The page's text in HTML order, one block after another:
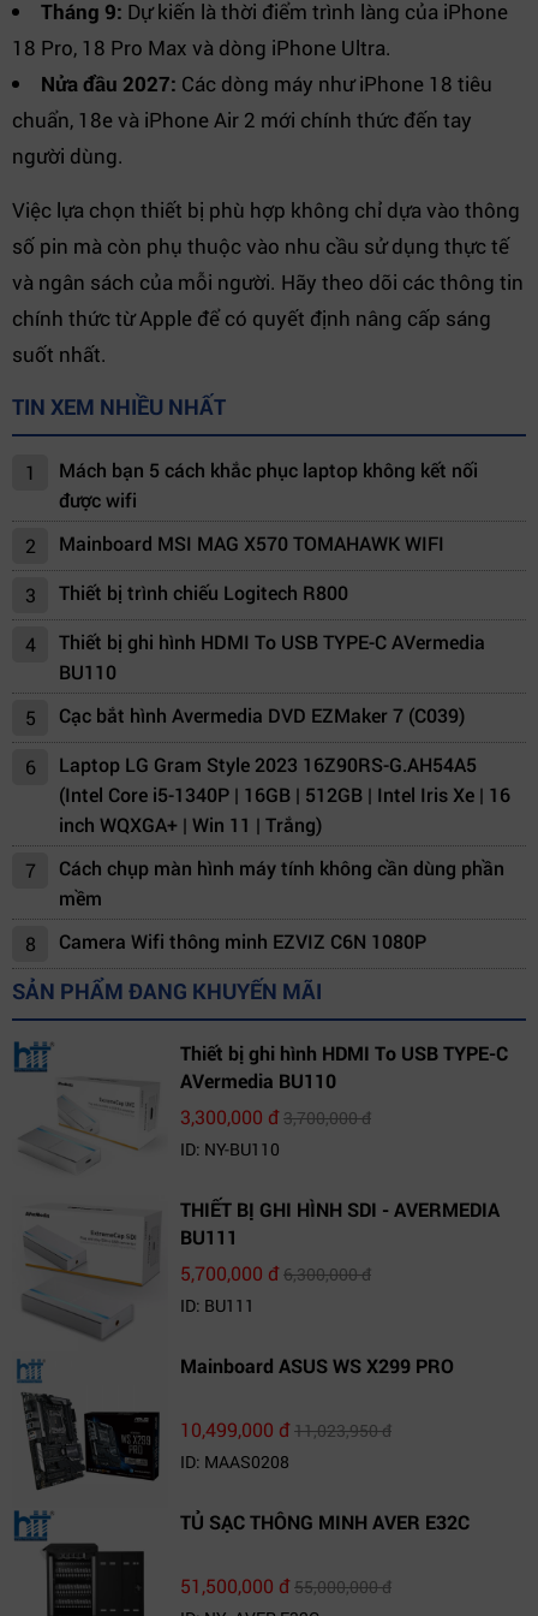
Tháng 9: Dự kiến là thời điểm trình làng của iPhone
18 Pro, 18 Pro Max và dòng iPhone Ultra.
Nửa đầu 2027: Các dòng máy như iPhone 18 tiêu
chuẩn, 18e và iPhone Air 2 mới chính thức đến tay
người dùng.
Việc lựa chọn thiết bị phù hợp không chỉ dựa vào thông
số pin mà còn phụ thuộc vào nhu cầu sử dụng thực tế
và ngân sách của mỗi người. Hãy theo dõi các thông tin
chính thức từ Apple để có quyết định nâng cấp sáng
suốt nhất.
TIN XEM NHIỀU NHẤT
1
Mách bạn 5 cách khắc phục laptop không kết nối
được wifi
2
Mainboard MSI MAG X570 TOMAHAWK WIFI
3 Thiết bị trình chiếu Logitech R800
4
Thiết bị ghi hình HDMI To USB TYPE-C AVermedia
BU110
5
Cạc bắt hình Avermedia DVD EZMaker 7 (C039)
6
Laptop LG Gram Style 2023 16Z90RS-G.AH54A5
(Intel Core i5-1340P | 16GB | 512GB | Intel Iris Xe | 16
inch WQXGA+ | Win 11 | Trắng)
7
Cách chụp màn hình máy tính không cần dùng phần
mềm
8
Camera Wifi thông minh EZVIZ C6N 1080P
SẢN PHẨM ĐANG KHUYẾN MÃI
Thiết bị ghi hình HDMI To USB TYPE-C
AVermedia BU110
3,300,000 đ3,700,000 đ
ID: NY-BU110
THIẾT BỊ GHI HÌNH SDI - AVERMEDIA
BU111
5,700,000 đ6,300,000 đ
ID: BU111
Mainboard ASUS WS X299 PRO
10,499,000 đ11,023,950 đ
ID: MAAS0208
TỦ SẠC THÔNG MINH AVER E32C
51,500,000 đ55,000,000 đ